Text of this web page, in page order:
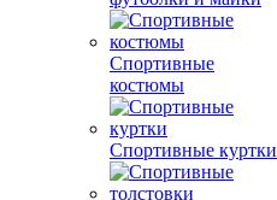
Спортивные
костюмы
Спортивные куртки